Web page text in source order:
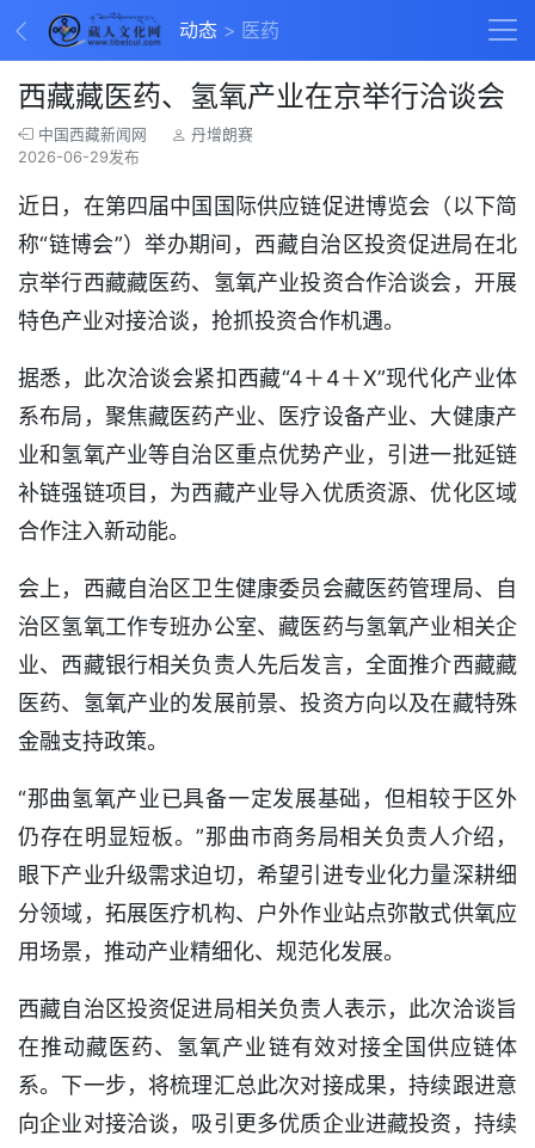
动态 医药
西藏藏医药、氢氧产业在京举行洽谈会
中国西藏新闻网
丹增朗赛
2026-06-29发布
近日，在第四届中国国际供应链促进博览会（以下简
称“链博会”）举办期间，西藏自治区投资促进局在北
京举行西藏藏医药、氢氧产业投资合作洽谈会，开展
特色产业对接洽谈，抢抓投资合作机遇。
据悉，此次洽谈会紧扣西藏“4＋4＋X”现代化产业体
系布局，聚焦藏医药产业、医疗设备产业、大健康产
业和氢氧产业等自治区重点优势产业，引进一批延链
补链强链项目，为西藏产业导入优质资源、优化区域
合作注入新动能。
会上，西藏自治区卫生健康委员会藏医药管理局、自
治区氢氧工作专班办公室、藏医药与氢氧产业相关企
业、西藏银行相关负责人先后发言，全面推介西藏藏
医药、氢氧产业的发展前景、投资方向以及在藏特殊
金融支持政策。
“那曲氢氧产业已具备一定发展基础，但相较于区外
仍存在明显短板。”那曲市商务局相关负责人介绍，
眼下产业升级需求迫切，希望引进专业化力量深耕细
分领域，拓展医疗机构、户外作业站点弥散式供氧应
用场景，推动产业精细化、规范化发展。
西藏自治区投资促进局相关负责人表示，此次洽谈旨
在推动藏医药、氢氧产业链有效对接全国供应链体
系。下一步，将梳理汇总此次对接成果，持续跟进意
向企业对接洽谈，吸引更多优质企业进藏投资，持续